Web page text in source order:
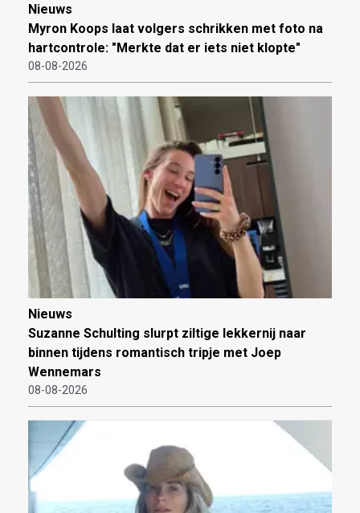
Nieuws
Myron Koops laat volgers schrikken met foto na
hartcontrole: "Merkte dat er iets niet klopte"
08-08-2026
Nieuws
Suzanne Schulting slurpt ziltige lekkernij naar
binnen tijdens romantisch tripje met Joep
Wennemars
08-08-2026